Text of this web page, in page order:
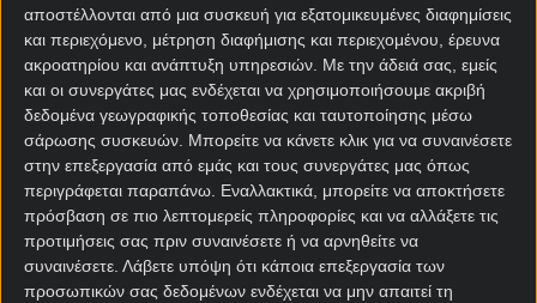
αποστέλλονται από μια συσκευή για εξατομικευμένες διαφημίσεις
και περιεχόμενο, μέτρηση διαφήμισης και περιεχομένου, έρευνα
ακροατηρίου και ανάπτυξη υπηρεσιών. Με την άδειά σας, εμείς
και οι συνεργάτες μας ενδέχεται να χρησιμοποιήσουμε ακριβή
δεδομένα γεωγραφικής τοποθεσίας και ταυτοποίησης μέσω
σάρωσης συσκευών. Μπορείτε να κάνετε κλικ για να συναινέσετε
στην επεξεργασία από εμάς και τους συνεργάτες μας όπως
περιγράφεται παραπάνω. Εναλλακτικά, μπορείτε να αποκτήσετε
πρόσβαση σε πιο λεπτομερείς πληροφορίες και να αλλάξετε τις
προτιμήσεις σας πριν συναινέσετε ή να αρνηθείτε να
συναινέσετε. Λάβετε υπόψη ότι κάποια επεξεργασία των
προσωπικών σας δεδομένων ενδέχεται να μην απαιτεί τη
Ωστόσο, σε αθλητικό επίπεδο δεν πήγε και τόσο
καλά. Σε αυτή την τριετία που φοράει τη φανέλα της
Αλ-Νασρ, ο Κριστιάνο Ρονάλντο δεν κατάφερε να
κερδίσει ούτε μισό τίτλο.
Οι Άραβες θεωρούν ότι φταίει και ο ίδιος, στην
πραγματικότητα ο CR7 παίζει για την πάρτη του, για
τον προσωπικό του εγωισμό, μοιάζει ώρες – ώρες
με βαρίδι σε ότι αφορά την ομαδική λειτουργία.
Ο Κριστιάνο σιγά μην κατηγορούσε ποτέ τον εαυτό